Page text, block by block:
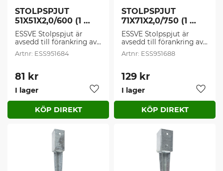
STOLPSPJUT
51X51X2,0/600 (1
st/frp)
ESSVE Stolpspjut är
avsedd till förankring av
staketstolpar och
enklare
enklare alternativ till
Stolpskor.
ESS951684
81 kr
Lägg till i favoriter
I lager
STOLPSPJUT
71X71X2,0/750 (1
st/frp)
ESSVE Stolpspjut är
avsedd till förankring av
staketstolpar och
enklare
enklare alternativ till
Stolpskor.
ESS951688
129 kr
Lägg
I lager